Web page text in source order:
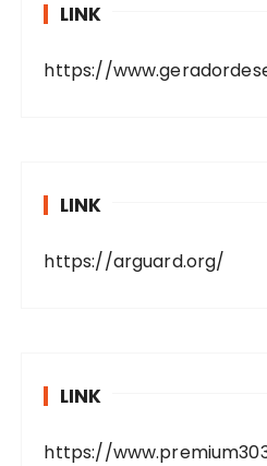
LINK
https://
LINK
https://arguard.org/
LINK
https://